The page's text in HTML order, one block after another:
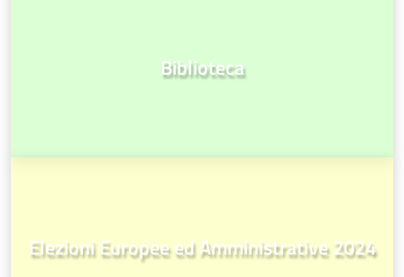
Biblioteca
Elezioni Europee ed Amministrative 2024